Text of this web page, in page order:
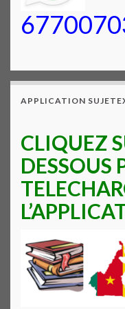
APPLICATION
CLIQUEZ
DESSOUS